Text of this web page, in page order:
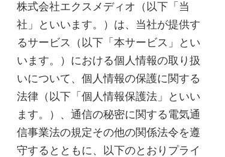
株式会社エクスメディオ（以下「当
社」といいます。）は、当社が提供す
るサービス（以下「本サービス」とい
います。）における個人情報の取り扱
いについて、個人情報の保護に関する
法律（以下「個人情報保護法」といい
ます。）、通信の秘密に関する電気通
信事業法の規定その他の関係法令を遵
守するとともに、以下のとおりプライ